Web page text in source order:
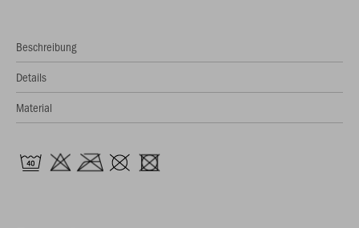
Beschreibung
Details
Material